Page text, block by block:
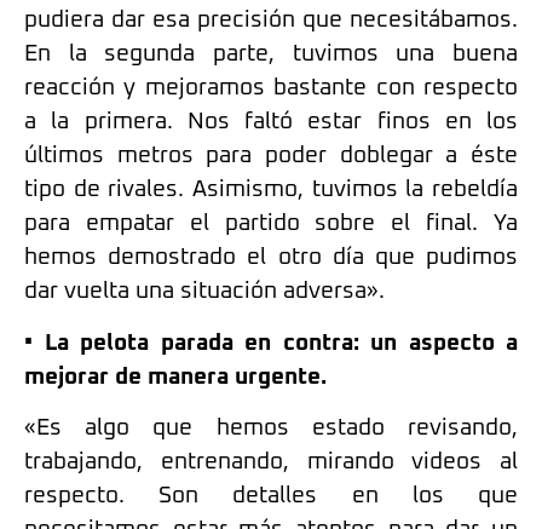
pudiera dar esa precisión que necesitábamos.
En la segunda parte, tuvimos una buena
reacción y mejoramos bastante con respecto
a la primera. Nos faltó estar finos en los
últimos metros para poder doblegar a éste
tipo de rivales. Asimismo, tuvimos la rebeldía
para empatar el partido sobre el final. Ya
hemos demostrado el otro día que pudimos
dar vuelta una situación adversa».
• La pelota parada en contra: un aspecto a
mejorar de manera urgente.
«Es algo que hemos estado revisando,
trabajando, entrenando, mirando videos al
respecto. Son detalles en los que